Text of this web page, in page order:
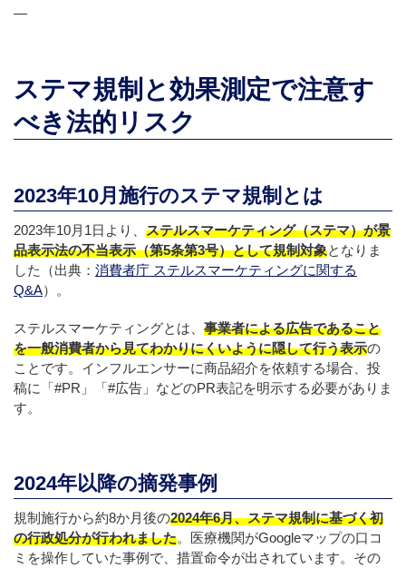
—
ステマ規制と効果測定で注意す
べき法的リスク
2023年10月施行のステマ規制とは
2023年10月1日より、 ステルスマーケティング（ステマ）が景
品表示法の不当表示（第5条第3号）として規制対象となりま
した（出典： 消費者庁 ステルスマーケティングに関する
Q&A）。
ステルスマーケティングとは、 事業者による広告であること
を一般消費者から見てわかりにくいように隠して行う表示の
ことです。インフルエンサーに商品紹介を依頼する場合、投
稿に「#PR」「#広告」などのPR表記を明示する必要がありま
す。
2024年以降の摘発事例
規制施行から約8か月後の2024年6月、ステマ規制に基づく初
の行政処分が行われました。医療機関がGoogleマップの口コ
ミを操作していた事例で、措置命令が出されています。その